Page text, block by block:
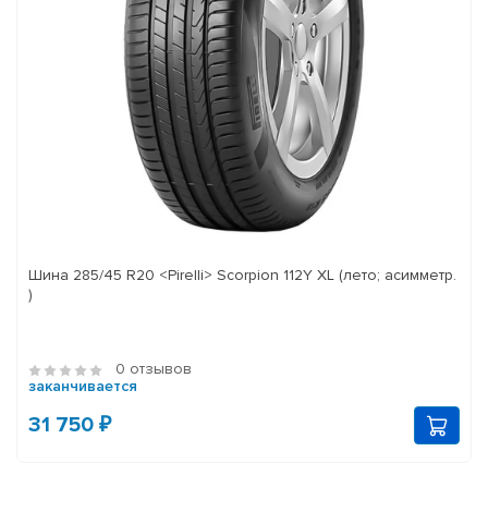
Шина 285/45 R20 <Pirelli> Scorpion 112Y XL (лето; асимметр.
)
0 отзывов
заканчивается
31 750 ₽